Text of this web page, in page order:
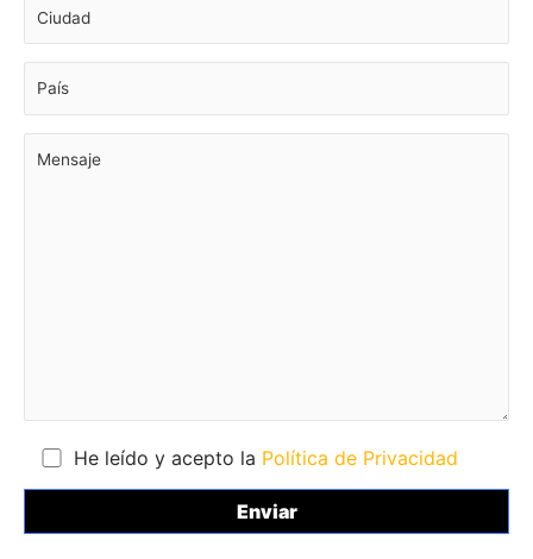
He leído y acepto la Política de Privacidad